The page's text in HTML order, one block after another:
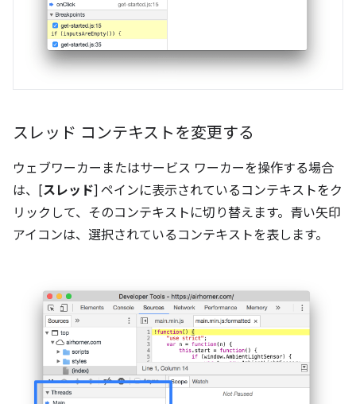
スレッド コンテキストを変更する
ウェブワーカーまたはサービス ワーカーを操作する場合
は、[スレッド] ペインに表示されているコンテキストをク
リックして、そのコンテキストに切り替えます。青い矢印
アイコンは、選択されているコンテキストを表します。